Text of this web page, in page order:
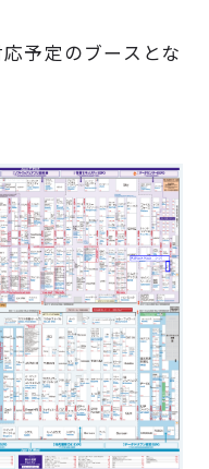
情報
予定のブースとな